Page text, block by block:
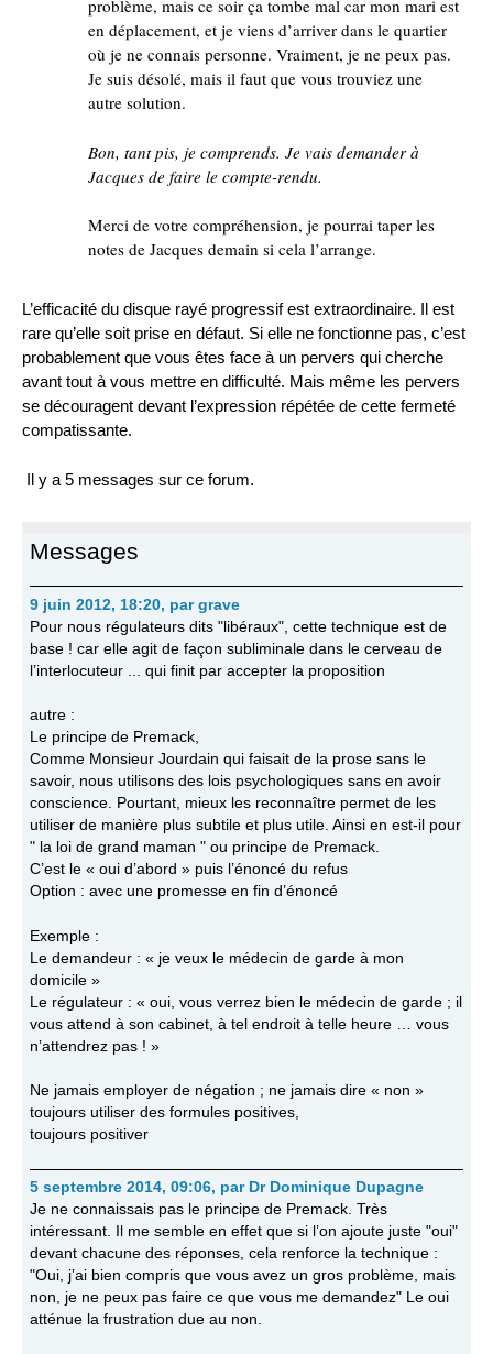
problème, mais ce soir ça tombe mal car mon mari est
en déplacement, et je viens d’arriver dans le quartier
où je ne connais personne. Vraiment, je ne peux pas.
Je suis désolé, mais il faut que vous trouviez une
autre solution.
Bon, tant pis, je comprends. Je vais demander à
Jacques de faire le compte-rendu.
Merci de votre compréhension, je pourrai taper les
notes de Jacques demain si cela l’arrange.
L’efficacité du disque rayé progressif est extraordinaire. Il est
rare qu’elle soit prise en défaut. Si elle ne fonctionne pas, c’est
probablement que vous êtes face à un pervers qui cherche
avant tout à vous mettre en difficulté. Mais même les pervers
se découragent devant l’expression répétée de cette fermeté
compatissante.
Il y a 5 messages sur ce forum.
Messages
9 juin 2012, 18:20, par grave
Pour nous régulateurs dits "libéraux", cette technique est de
base ! car elle agit de façon subliminale dans le cerveau de
l’interlocuteur ... qui finit par accepter la proposition
autre :
Le principe de Premack,
Comme Monsieur Jourdain qui faisait de la prose sans le
savoir, nous utilisons des lois psychologiques sans en avoir
conscience. Pourtant, mieux les reconnaître permet de les
utiliser de manière plus subtile et plus utile. Ainsi en est-il pour
" la loi de grand maman " ou principe de Premack.
C’est le « oui d’abord » puis l’énoncé du refus
Option : avec une promesse en fin d’énoncé
Exemple :
Le demandeur : « je veux le médecin de garde à mon
domicile »
Le régulateur : « oui, vous verrez bien le médecin de garde ; il
vous attend à son cabinet, à tel endroit à telle heure … vous
n’attendrez pas ! »
Ne jamais employer de négation ; ne jamais dire « non »
toujours utiliser des formules positives,
toujours positiver
5 septembre 2014, 09:06, par Dr Dominique Dupagne
Je ne connaissais pas le principe de Premack. Très
intéressant. Il me semble en effet que si l’on ajoute juste "oui"
devant chacune des réponses, cela renforce la technique :
"Oui, j’ai bien compris que vous avez un gros problème, mais
non, je ne peux pas faire ce que vous me demandez" Le oui
atténue la frustration due au non.